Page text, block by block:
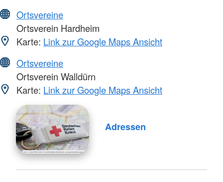
Ortsvereine
Ortsverein Hardheim
Karte: Link zur Google Maps Ansicht
Ortsvereine
Ortsverein Walldürn
Karte: Link zur Google Maps Ansicht
Adressen